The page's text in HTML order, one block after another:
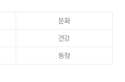
문화
건강
동정